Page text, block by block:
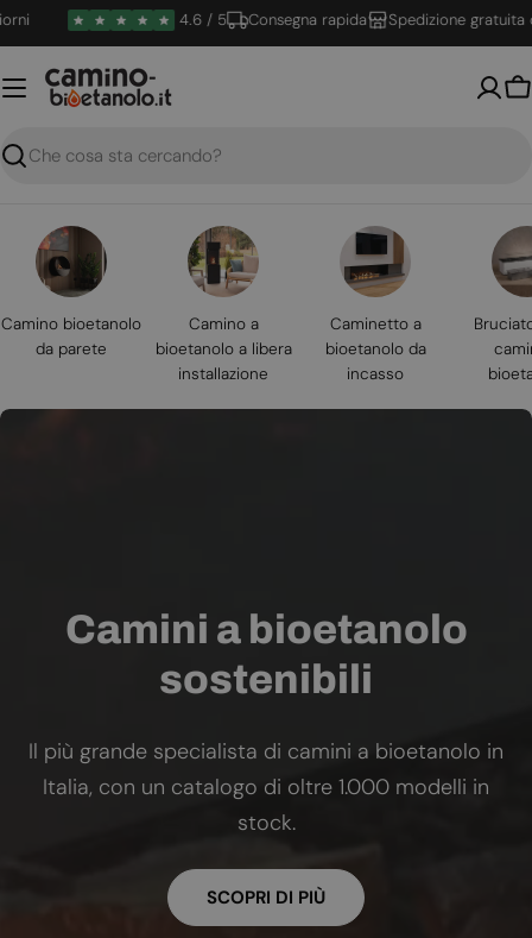
Vai
al
contenuto
4.6 / 5 Consegna rapida Spedizione gratuita oltre
Ricerca
Camino bioetanolo
da parete
Camino a
bioetanolo a libera
installazione
Caminetto a
bioetanolo da
incasso
Camini a bioetanolo
sostenibili
Il più grande specialista di camini a bioetanolo in
Italia, con un catalogo di oltre 1.000 modelli in
stock.
SCOPRI DI PIÙ